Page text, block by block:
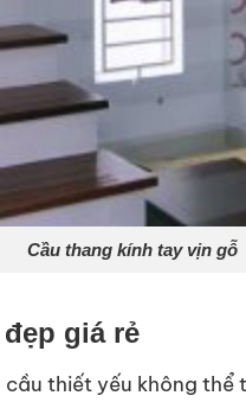
Cầu thang kính tay vịn gỗ
giá rẻ
thiết yếu không